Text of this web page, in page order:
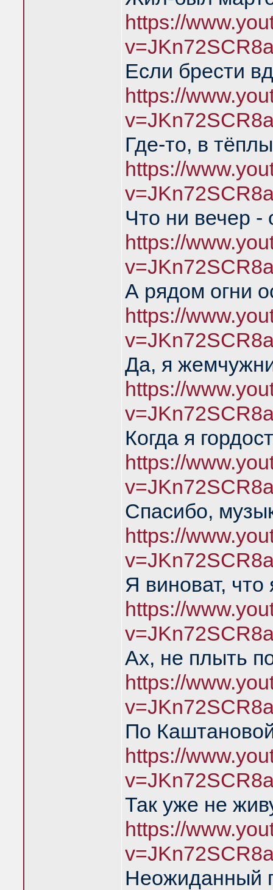
https://
Если брести
https://
Где-то, в
https://
Что ни вечер -
https://
А рядом огни
https://
Да, я
https://
Когда я
https://
Спасибо,
https://
Я виноват,
https://
Ах, не плыть
https://
По
https://
Так уже не
https://
Неожиданный